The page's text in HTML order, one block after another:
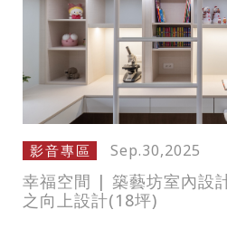
影音專區 Sep.30,2025
幸福空間 | 築藝坊室內設
之向上設計(18坪)